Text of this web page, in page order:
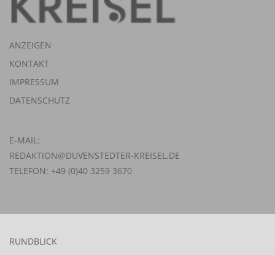
ANZEIGEN
KONTAKT
IMPRESSUM
DATENSCHUTZ
E-MAIL:
REDAKTION@DUVENSTEDTER-KREISEL.DE
TELEFON: +49 (0)40 3259 3670
RUNDBLICK